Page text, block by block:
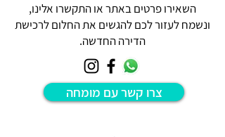
השאירו פרטים באתר או התקשרו אלינו,
ונשמח לעזור לכם להגשים את החלום לרכישת
הדירה החדשה.
צרו קשר עם מומחה